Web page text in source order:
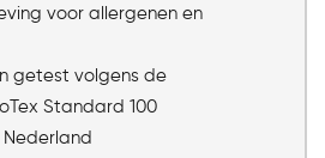
voor allergenen en
getest volgens de
Standard 100